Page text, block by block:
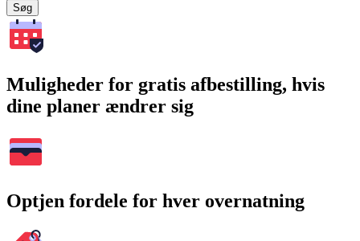
Søg
Muligheder for gratis afbestilling, hvis
dine planer ændrer sig
Optjen fordele for hver overnatning